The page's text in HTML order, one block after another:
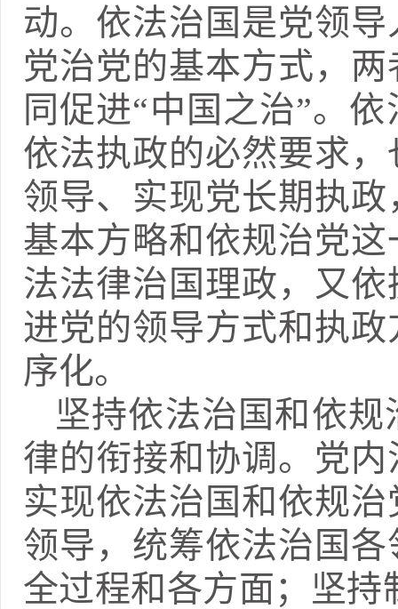
动。依法治国是党领
党治党的基本方式，
同促进“中国之治”。
依法执政的必然要求
领导、实现党长期执
基本方略和依规治党
法法律治国理政，又
进党的领导方式和执
序化。
坚持依法治国和依
律的衔接和协调。党
实现依法治国和依规
领导，统筹依法治国
全过程和各方面；坚持